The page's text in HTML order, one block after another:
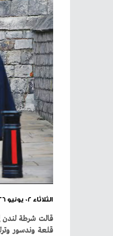
الثلاثاء ٠٢ يونيو ٢٠٢٦ - 02:00